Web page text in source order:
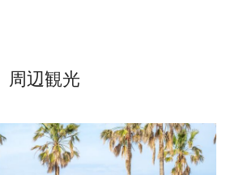
周辺観光